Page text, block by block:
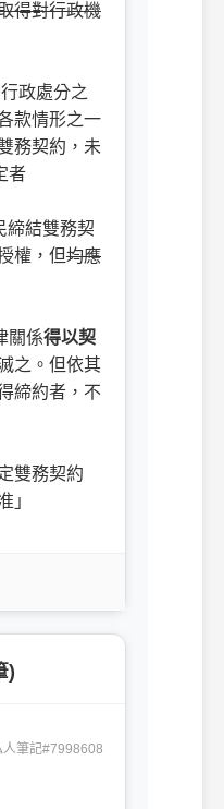
得對行政機
政處分之
款情形之一
務契約，未
者
締結雙務契
權，但均應
關係得以契
之。但依其
締約者，不
雙務契約
」
)
人筆記#7998608